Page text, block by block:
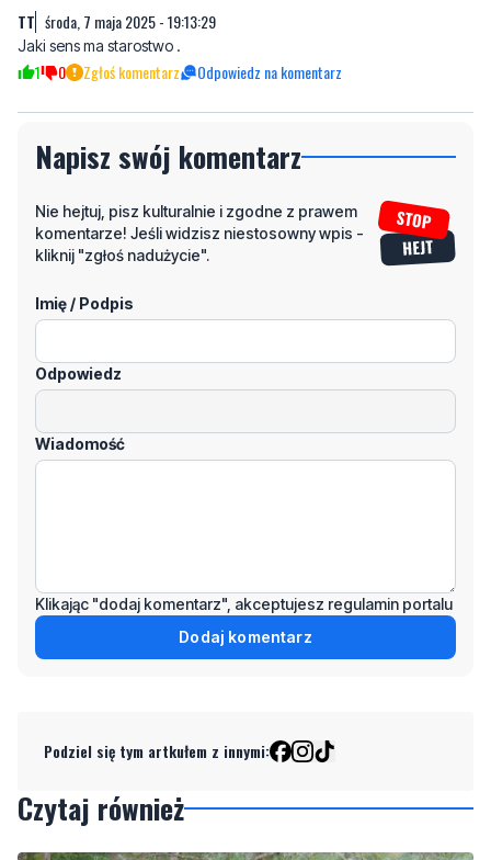
TT środa, 7 maja 2025 - 19:13:29
Jaki sens ma starostwo .
1 0 Zgłoś komentarz Odpowiedz na komentarz
Napisz swój komentarz
Nie hejtuj, pisz kulturalnie i zgodne z prawem
komentarze! Jeśli widzisz niestosowny wpis -
kliknij "zgłoś nadużycie".
Imię / Podpis
Odpowiedz
Wiadomość
Klikając "dodaj komentarz", akceptujesz regulamin portalu
Dodaj komentarz
Podziel się tym artkułem z innymi:
Czytaj również